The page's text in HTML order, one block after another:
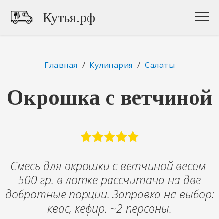
Кутья.рф
Главная / Кулинария / Салаты
Окрошка с ветчиной
Смесь для окрошки с ветчиной весом ​
500 гр. в лотке ​рассчитана на две
добротные порции. Заправка на выбор:
квас, кефир. ~2 персоны.